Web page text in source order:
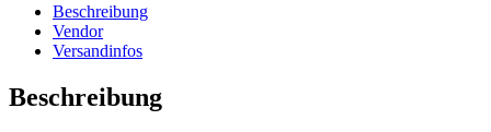
Beschreibung
Vendor
Versandinfos
Beschreibung